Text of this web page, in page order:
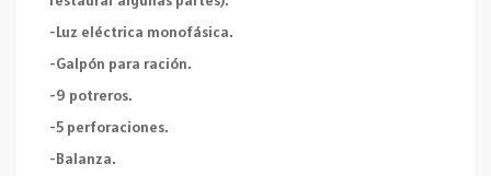
-Luz eléctrica monofásica.
-Galpón para ración.
-9 potreros.
-5 perforaciones.
-Balanza.